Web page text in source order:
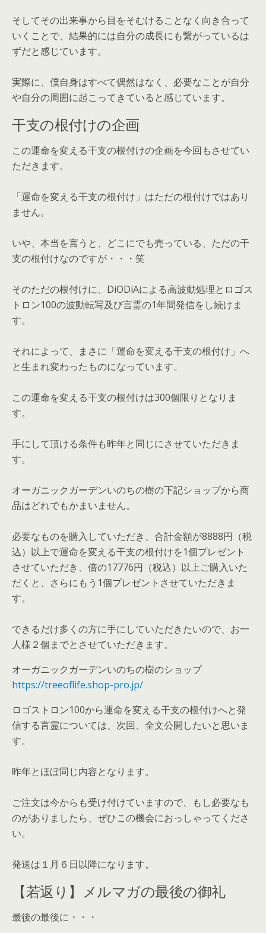
そしてその出来事から目をそむけることなく向き合って
いくことで、結果的には自分の成長にも繋がっているは
ずだと感じています。
実際に、僕自身はすべて偶然はなく、必要なことが自分
や自分の周囲に起こってきていると感じています。
干支の根付けの企画
この運命を変える干支の根付けの企画を今回もさせてい
ただきます。
「運命を変える干支の根付け」はただの根付けではあり
ません。
いや、本当を言うと、どこにでも売っている、ただの干
支の根付けなのですが・・・笑
そのただの根付けに、DiODiAによる高波動処理とロゴス
トロン100の波動転写及び言霊の1年間発信をし続けま
す。
それによって、まさに「運命を変える干支の根付け」へ
と生まれ変わったものになっています。
この運命を変える干支の根付けは300個限りとなりま
す。
手にして頂ける条件も昨年と同じにさせていただきま
す。
オーガニックガーデンいのちの樹の下記ショップから商
品はどれでもかまいません。
必要なものを購入していただき、合計金額が8888円（税
込）以上で運命を変える干支の根付けを1個プレゼント
させていただき、倍の17776円（税込）以上ご購入いた
だくと、さらにもう1個プレゼントさせていただきま
す。
できるだけ多くの方に手にしていただきたいので、お一
人様２個までとさせていただきます。
オーガニックガーデンいのちの樹のショップ
https://treeoflife.shop-pro.jp/
ロゴストロン100から運命を変える干支の根付けへと発
信する言霊については、次回、全文公開したいと思いま
す。
昨年とほぼ同じ内容となります。
ご注文は今からも受け付けていますので、もし必要なも
のがありましたら、ぜひこの機会におっしゃってくださ
い。
発送は１月６日以降になります。
【若返り】メルマガの最後の御礼
最後の最後に・・・